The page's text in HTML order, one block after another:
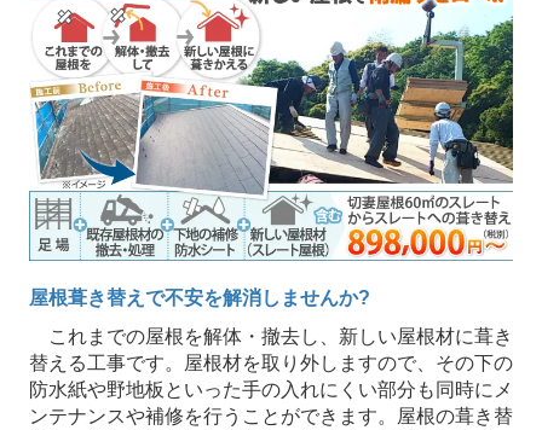
屋根葺き替えで不安を解消しませんか?
これまでの屋根を解体・撤去し、新しい屋根材に葺き
替える工事です。屋根材を取り外しますので、その下の
防水紙や野地板といった手の入れにくい部分も同時にメ
ンテナンスや補修を行うことができます。屋根の葺き替